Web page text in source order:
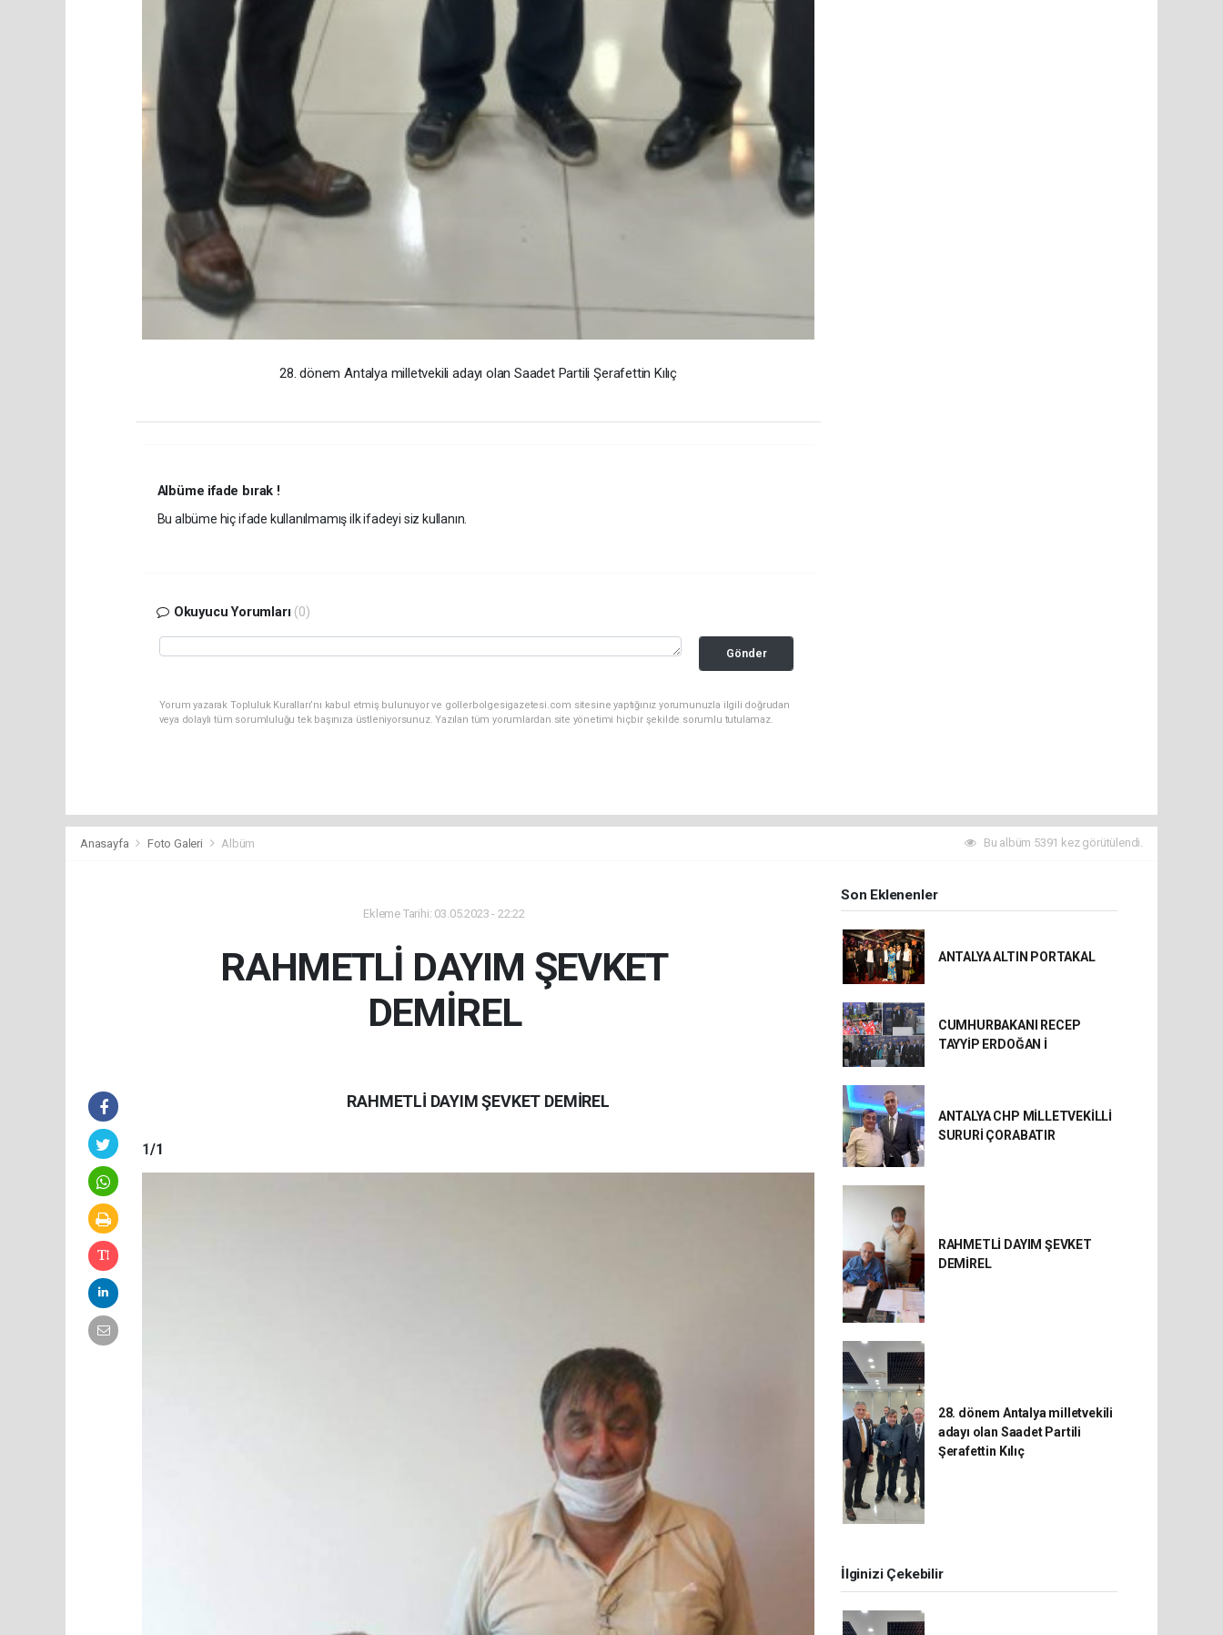
28. dönem Antalya milletvekili adayı olan Saadet Partili Şerafettin Kılıç
Albüme ifade bırak !
Bu albüme hiç ifade kullanılmamış ilk ifadeyi siz kullanın.
Okuyucu Yorumları (0)
Gönder
Yorum yazarak Topluluk Kuralları’nı kabul etmiş bulunuyor ve gollerbolgesigazetesi.com sitesine yaptığınız yorumunuzla ilgili doğrudan
veya dolaylı tüm sorumluluğu tek başınıza üstleniyorsunuz. Yazılan tüm yorumlardan site yönetimi hiçbir şekilde sorumlu tutulamaz.
Anasayfa Foto Galeri Albüm Bu albüm 5391 kez görütülendi.
Ekleme Tarihi: 03.05.2023 - 22:22
RAHMETLİ DAYIM ŞEVKET
DEMİREL
RAHMETLİ DAYIM ŞEVKET DEMİREL
1/1
Son Eklenenler
ANTALYA ALTIN PORTAKAL
CUMHURBAKANI RECEP
TAYYİP ERDOĞAN İ
ANTALYA CHP MİLLETVEKİLLİ
SURURİ ÇORABATIR
RAHMETLİ DAYIM ŞEVKET
DEMİREL
28. dönem Antalya milletvekili
adayı olan Saadet Partili
Şerafettin Kılıç
İlginizi Çekebilir